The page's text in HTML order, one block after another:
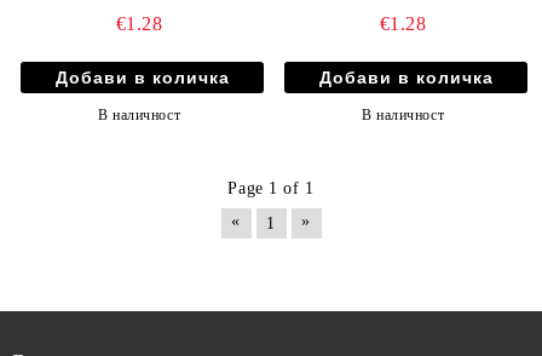
€1.28
В наличност
€1.28
В наличност
Page 1 of 1
«
1 »